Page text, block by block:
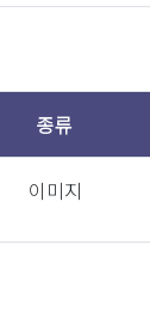
종류
이미지
차 단속시스템